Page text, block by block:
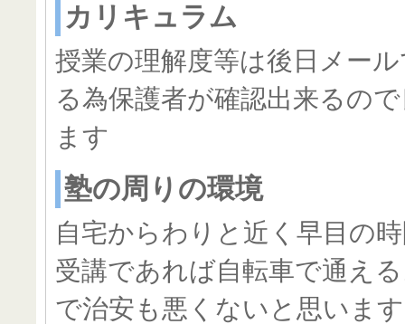
カリキュラム
授業の理解度等は後日メー
る為保護者が確認出来るの
ます
塾の周りの環境
自宅からわりと近く早目の
受講であれば自転車で通え
で治安も悪くないと思いま